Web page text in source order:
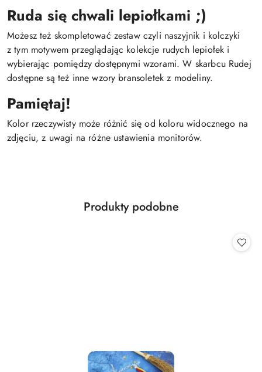
Ruda się chwali lepiołkami ;)
Możesz też skompletować zestaw czyli naszyjnik i kolczyki
z tym motywem przeglądając kolekcje rudych lepiołek i
wybierając pomiędzy dostępnymi wzorami. W skarbcu Rudej
dostępne są też inne wzory bransoletek z modeliny.
Pamiętaj!
Kolor rzeczywisty może różnić się od koloru widocznego na
zdjęciu, z uwagi na różne ustawienia monitorów.
Pomiń karuzelę produktów
Produkty
Produkty podobne